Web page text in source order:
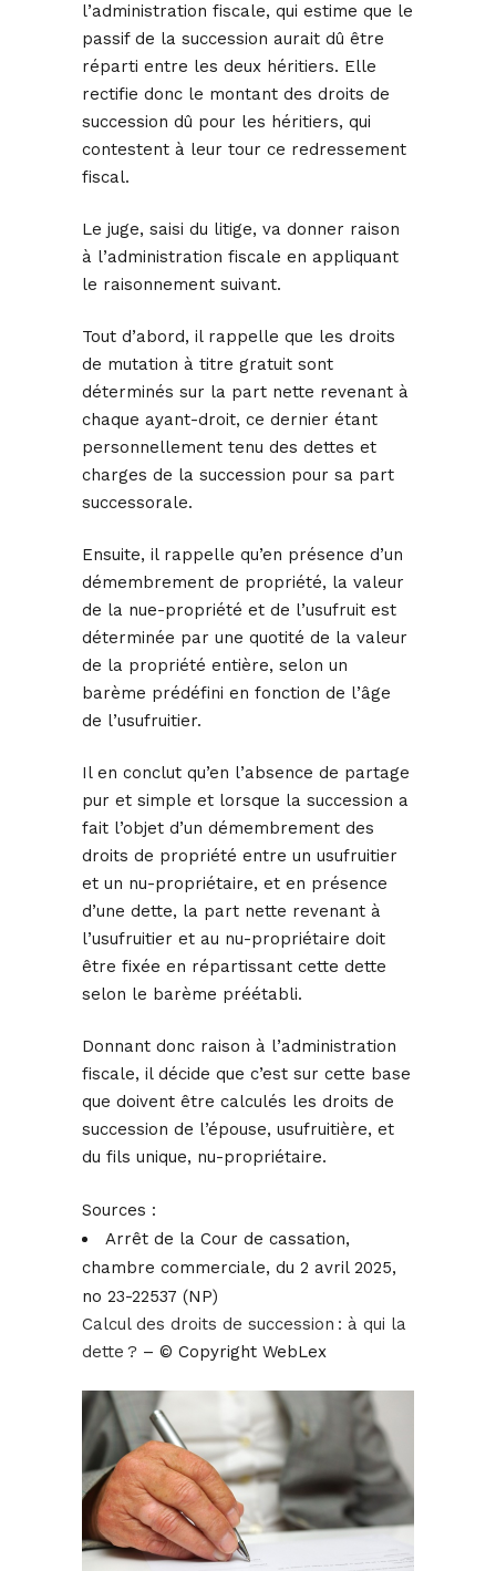
l’administration fiscale, qui estime que le
passif de la succession aurait dû être
réparti entre les deux héritiers. Elle
rectifie donc le montant des droits de
succession dû pour les héritiers, qui
contestent à leur tour ce redressement
fiscal.
Le juge, saisi du litige, va donner raison
à l’administration fiscale en appliquant
le raisonnement suivant.
Tout d’abord, il rappelle que les droits
de mutation à titre gratuit sont
déterminés sur la part nette revenant à
chaque ayant-droit, ce dernier étant
personnellement tenu des dettes et
charges de la succession pour sa part
successorale.
Ensuite, il rappelle qu’en présence d’un
démembrement de propriété, la valeur
de la nue-propriété et de l’usufruit est
déterminée par une quotité de la valeur
de la propriété entière, selon un
barème prédéfini en fonction de l’âge
de l’usufruitier.
Il en conclut qu’en l’absence de partage
pur et simple et lorsque la succession a
fait l’objet d’un démembrement des
droits de propriété entre un usufruitier
et un nu-propriétaire, et en présence
d’une dette, la part nette revenant à
l’usufruitier et au nu-propriétaire doit
être fixée en répartissant cette dette
selon le barème préétabli.
Donnant donc raison à l’administration
fiscale, il décide que c’est sur cette base
que doivent être calculés les droits de
succession de l’épouse, usufruitière, et
du fils unique, nu-propriétaire.
Sources :
Arrêt de la Cour de cassation,
chambre commerciale, du 2 avril 2025,
no 23-22537 (NP)
Calcul des droits de succession : à qui la
dette ? – © Copyright WebLex